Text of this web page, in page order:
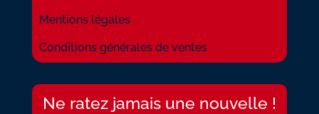
Mentions légales
Conditions générales de ventes
Ne ratez jamais une nouvelle !